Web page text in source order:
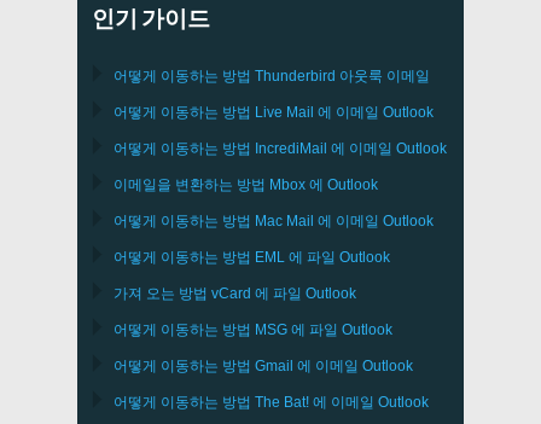
인기 가이드
어떻게 이동하는 방법 Thunderbird 아웃룩 이메일
어떻게 이동하는 방법 Live Mail 에 이메일 Outlook
어떻게 이동하는 방법 IncrediMail 에 이메일 Outlook
이메일을 변환하는 방법 Mbox 에 Outlook
어떻게 이동하는 방법 Mac Mail 에 이메일 Outlook
어떻게 이동하는 방법 EML 에 파일 Outlook
가져 오는 방법 vCard 에 파일 Outlook
어떻게 이동하는 방법 MSG 에 파일 Outlook
어떻게 이동하는 방법 Gmail 에 이메일 Outlook
어떻게 이동하는 방법 The Bat! 에 이메일 Outlook